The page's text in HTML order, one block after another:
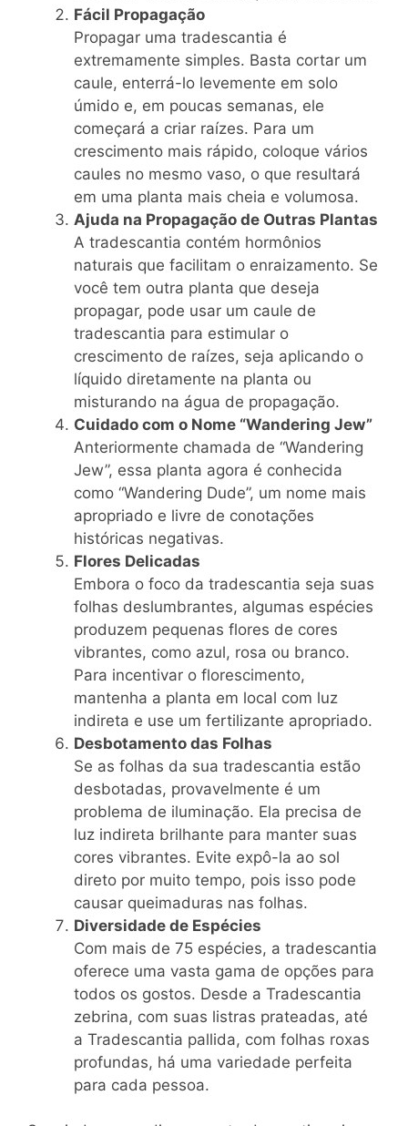
Fácil Propagação
Propagar uma tradescantia é
extremamente simples. Basta cortar um
caule, enterrá-lo levemente em solo
úmido e, em poucas semanas, ele
começará a criar raízes. Para um
crescimento mais rápido, coloque vários
caules no mesmo vaso, o que resultará
em uma planta mais cheia e volumosa.
Ajuda na Propagação de Outras Plantas
A tradescantia contém hormônios
naturais que facilitam o enraizamento. Se
você tem outra planta que deseja
propagar, pode usar um caule de
tradescantia para estimular o
crescimento de raízes, seja aplicando o
líquido diretamente na planta ou
misturando na água de propagação.
Cuidado com o Nome “Wandering Jew”
Anteriormente chamada de “Wandering
Jew”, essa planta agora é conhecida
como “Wandering Dude”, um nome mais
apropriado e livre de conotações
históricas negativas.
Flores Delicadas
Embora o foco da tradescantia seja suas
folhas deslumbrantes, algumas espécies
produzem pequenas flores de cores
vibrantes, como azul, rosa ou branco.
Para incentivar o florescimento,
mantenha a planta em local com luz
indireta e use um fertilizante apropriado.
Desbotamento das Folhas
Se as folhas da sua tradescantia estão
desbotadas, provavelmente é um
problema de iluminação. Ela precisa de
luz indireta brilhante para manter suas
cores vibrantes. Evite expô-la ao sol
direto por muito tempo, pois isso pode
causar queimaduras nas folhas.
Diversidade de Espécies
Com mais de 75 espécies, a tradescantia
oferece uma vasta gama de opções para
todos os gostos. Desde a Tradescantia
zebrina, com suas listras prateadas, até
a Tradescantia pallida, com folhas roxas
profundas, há uma variedade perfeita
para cada pessoa.